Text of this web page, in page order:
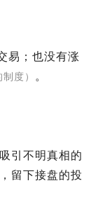
易；也没有涨
度） 。
引不明真相的
留下接盘的投